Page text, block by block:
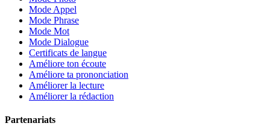
Mode Appel
Mode Phrase
Mode Mot
Mode Dialogue
Certificats de langue
Améliore ton écoute
Améliore ta prononciation
Améliorer la lecture
Améliorer la rédaction
Partenariats